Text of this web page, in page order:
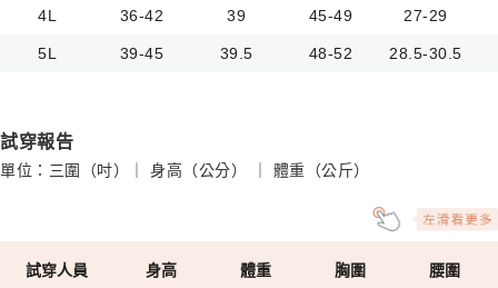
4L 36-42 39 45-49 27-29
5L 39-45 39.5 48-52 28.5-30.5
試穿報告
單位：三圍（吋）｜ 身高（公分） ｜ 體重（公斤）
試穿人員 身高 體重 胸圍 腰圍